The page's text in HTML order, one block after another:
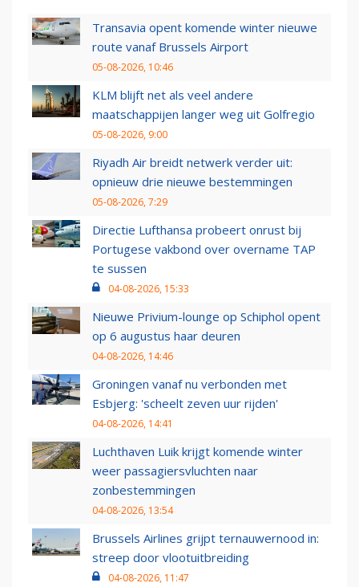
Transavia opent komende winter nieuwe
route vanaf Brussels Airport
05-08-2026, 10:46
KLM blijft net als veel andere
maatschappijen langer weg uit Golfregio
05-08-2026, 9:00
Riyadh Air breidt netwerk verder uit:
opnieuw drie nieuwe bestemmingen
05-08-2026, 7:29
Directie Lufthansa probeert onrust bij
Portugese vakbond over overname TAP
te sussen
04-08-2026, 15:33
Nieuwe Privium-lounge op Schiphol opent
op 6 augustus haar deuren
04-08-2026, 14:46
Groningen vanaf nu verbonden met
Esbjerg: 'scheelt zeven uur rijden'
04-08-2026, 14:41
Luchthaven Luik krijgt komende winter
weer passagiersvluchten naar
zonbestemmingen
04-08-2026, 13:54
Brussels Airlines grijpt ternauwernood in:
streep door vlootuitbreiding
04-08-2026, 11:47